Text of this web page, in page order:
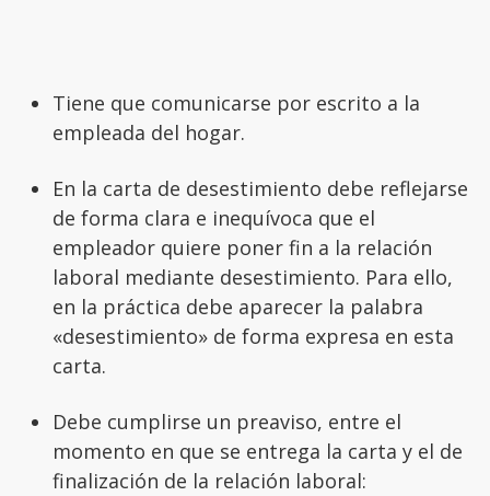
Tiene que comunicarse por escrito a la
empleada del hogar.
En la carta de desestimiento debe reflejarse
de forma clara e inequívoca que el
empleador quiere poner fin a la relación
laboral mediante desestimiento. Para ello,
en la práctica debe aparecer la palabra
«desestimiento» de forma expresa en esta
carta.
Debe cumplirse un preaviso, entre el
momento en que se entrega la carta y el de
finalización de la relación laboral: